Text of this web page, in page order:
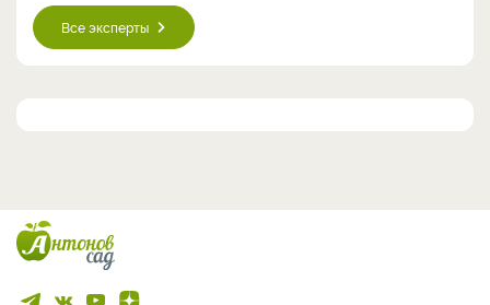
Все эксперты